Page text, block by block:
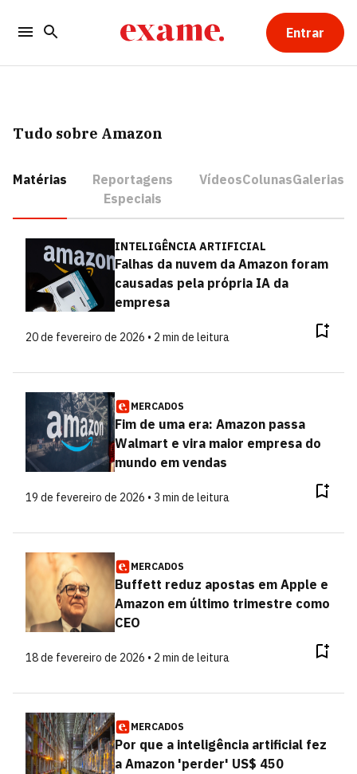
Entrar
Tudo sobre Amazon
Matérias
Reportagens
Especiais
VídeosColunasGalerias
INTELIGÊNCIA ARTIFICIAL
Falhas da nuvem da Amazon foram
causadas pela própria IA da
empresa
20 de fevereiro de 2026 • 2 min de leitura
MERCADOS
Fim de uma era: Amazon passa
Walmart e vira maior empresa do
mundo em vendas
19 de fevereiro de 2026 • 3 min de leitura
MERCADOS
Buffett reduz apostas em Apple e
Amazon em último trimestre como
CEO
18 de fevereiro de 2026 • 2 min de leitura
MERCADOS
Por que a inteligência artificial fez
a Amazon 'perder' US$ 450